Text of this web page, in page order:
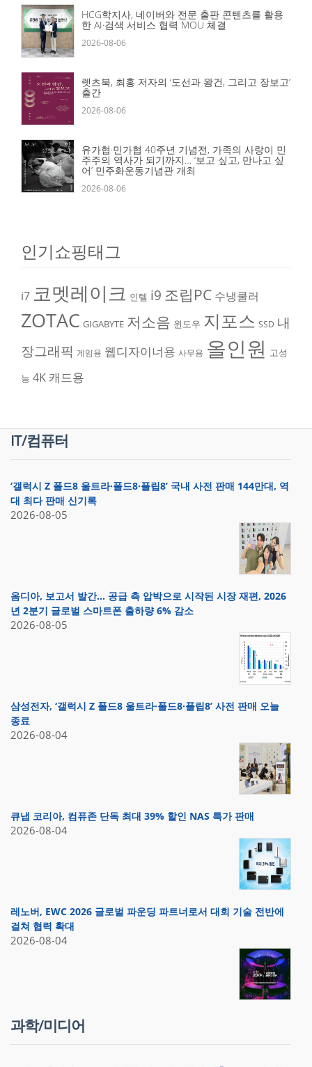
HCG학지사, 네이버와 전문 출판 콘텐츠를 활용
한 AI·검색 서비스 협력 MOU 체결
2026-08-06
렛츠북, 최홍 저자의 ‘도선과 왕건, 그리고 장보고’
출간
2026-08-06
유가협·민가협 40주년 기념전, 가족의 사랑이 민
주주의 역사가 되기까지… ‘보고 싶고, 만나고 싶
어’ 민주화운동기념관 개최
2026-08-06
인기쇼핑태그
i7 코멧레이크 인텔 i9 조립PC 수냉쿨러
ZOTAC GIGABYTE 저소음 윈도우 지포스 SSD 내
장그래픽 게임용 웹디자이너용 사무용 올인원 고성
능 4K 캐드용
IT/컴퓨터
‘갤럭시 Z 폴드8 울트라·폴드8·플립8’ 국내 사전 판매 144만대, 역
대 최다 판매 신기록
2026-08-05
옴디아, 보고서 발간… 공급 측 압박으로 시작된 시장 재편, 2026
년 2분기 글로벌 스마트폰 출하량 6% 감소
2026-08-05
삼성전자, ‘갤럭시 Z 폴드8 울트라·폴드8·플립8’ 사전 판매 오늘
종료
2026-08-04
큐냅 코리아, 컴퓨존 단독 최대 39% 할인 NAS 특가 판매
2026-08-04
레노버, EWC 2026 글로벌 파운딩 파트너로서 대회 기술 전반에
걸쳐 협력 확대
2026-08-04
과학/미디어